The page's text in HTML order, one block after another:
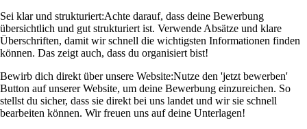
Sei klar und strukturiert:Achte darauf, dass deine Bewerbung
übersichtlich und gut strukturiert ist. Verwende Absätze und klare
Überschriften, damit wir schnell die wichtigsten Informationen finden
können. Das zeigt auch, dass du organisiert bist!
Bewirb dich direkt über unsere Website:Nutze den 'jetzt bewerben'
Button auf unserer Website, um deine Bewerbung einzureichen. So
stellst du sicher, dass sie direkt bei uns landet und wir sie schnell
bearbeiten können. Wir freuen uns auf deine Unterlagen!